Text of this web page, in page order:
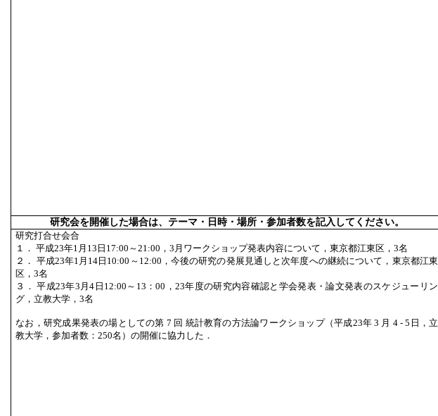
研究会を開催した場合は、テーマ・日時・場所・参加者数を記入してください。
研究打合せ会合
１． 平成23年1月13日17:00～21:00，3月ワークショップ発表内容について，東京都江東区，3名
２． 平成23年1月14日10:00～12:00，今後の研究の発展見通しと次年度への継続について，東京都江東
区，3名
３． 平成23年3月4日12:00～13：00，23年度の研究内容確認と学会発表・論文発表のスケジューリン
グ，立教大学，3名
なお，研究成果発表の場としての第 7 回 統計教育の方法論ワークショップ（平成23年 3 月 4 - 5日，立
教大学，参加者数：250名）の開催に協力した．